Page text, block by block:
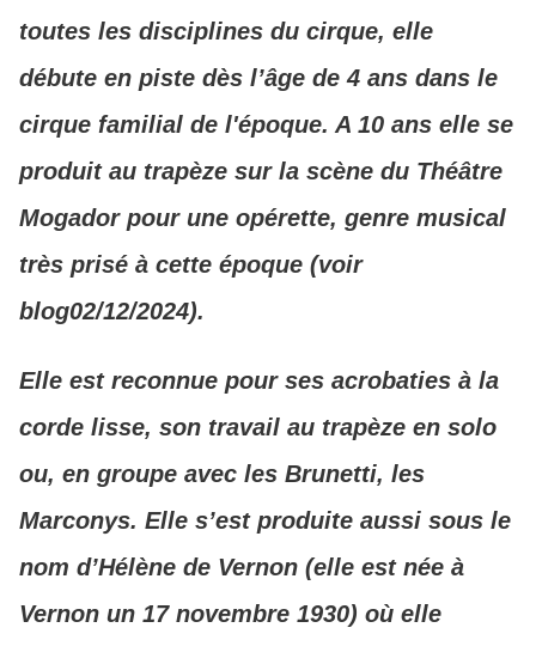
toutes les disciplines du cirque, elle
débute en piste dès l’âge de 4 ans dans le
cirque familial de l'époque. A 10 ans elle se
produit au trapèze sur la scène du Théâtre
Mogador pour une opérette, genre musical
très prisé à cette époque (voir
blog02/12/2024).
Elle est reconnue pour ses acrobaties à la
corde lisse, son travail au trapèze en solo
ou, en groupe avec les Brunetti, les
Marconys. Elle s’est produite aussi sous le
nom d’Hélène de Vernon (elle est née à
Vernon un 17 novembre 1930) où elle